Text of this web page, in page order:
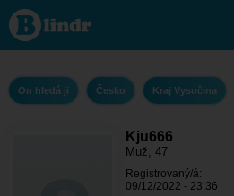
Kju666 -
On hledá
ji Kraj
Vysočina
Chotěboř
On hledá ji Česko Kraj Vysočina
Kju666
Muž, 47
Registrovaný/á:
09/12/2022 - 23:36